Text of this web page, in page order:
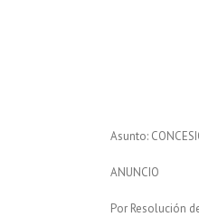
Asunto:
ANUNCIO
Por Resolución